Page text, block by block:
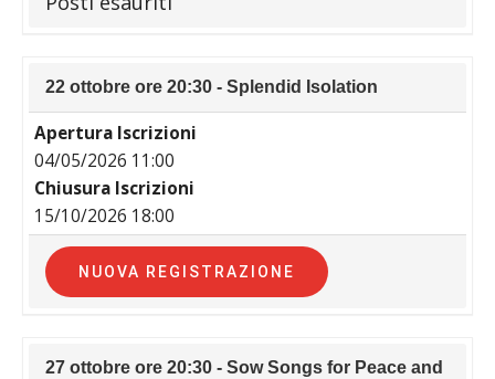
22 ottobre ore 20:30 - Splendid Isolation
Apertura Iscrizioni
04/05/2026 11:00
Chiusura Iscrizioni
15/10/2026 18:00
NUOVA REGISTRAZIONE
27 ottobre ore 20:30 - Sow Songs for Peace and